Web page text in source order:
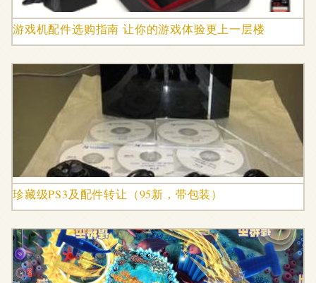
游戏机配件选购指南 让你的游戏体验更上一层楼
珍藏级PS3及配件转让（95新，带包装）